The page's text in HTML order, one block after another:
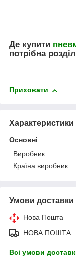
Де купити
потрібна
Приховати
Характеристики
Основні
Виробник
Країна виробник
Умови доставки
Нова Пошта
НОВА ПОШТА
Всі умови